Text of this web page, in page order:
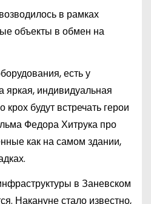
в рамках
объекты в обмен на
есть у
индивидуальная
крох будут встречать герои
Федора Хитрука про
как на самом здании,
в Заневском
Накануне стало известно,